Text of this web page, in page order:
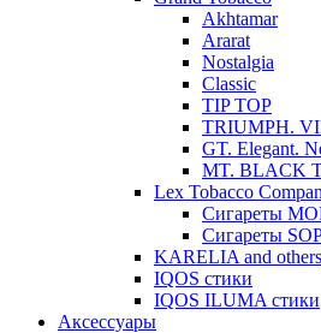
Akhtamar
Ararat
Nostalgia
Classic
TIP TOP
TRIUMPH.
GT. Elegant.
MT. BLACK
Lex Tobacco
Сигареты
Сигареты
KARELIA and others
IQOS стики
IQOS ILUMA стики
Аксессуары